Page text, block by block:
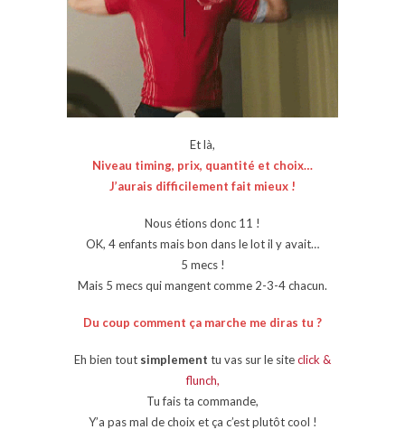
Et là,
Niveau timing, prix, quantité et choix…
J’aurais difficilement fait mieux !
Nous étions donc 11 !
OK, 4 enfants mais bon dans le lot il y avait…
5 mecs !
Mais 5 mecs qui mangent comme 2-3-4 chacun.
Du coup comment ça marche me diras tu ?
Eh bien tout simplement tu vas sur le siteclick &
flunch,
Tu fais ta commande,
Y’a pas mal de choix et ça c’est plutôt cool !